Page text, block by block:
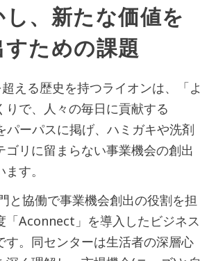
し、新たな価値を
ための課題
える歴史を持つライオンは、「よ
りで、人々の毎日に貢献する
パーパスに掲げ、ハミガキや洗剤
ゴリに留まらない事業機会の創出
す。
と協働で事業機会創出の役割を担
「Aconnect」を導入したビジネス
す。同センターは生活者の深層心